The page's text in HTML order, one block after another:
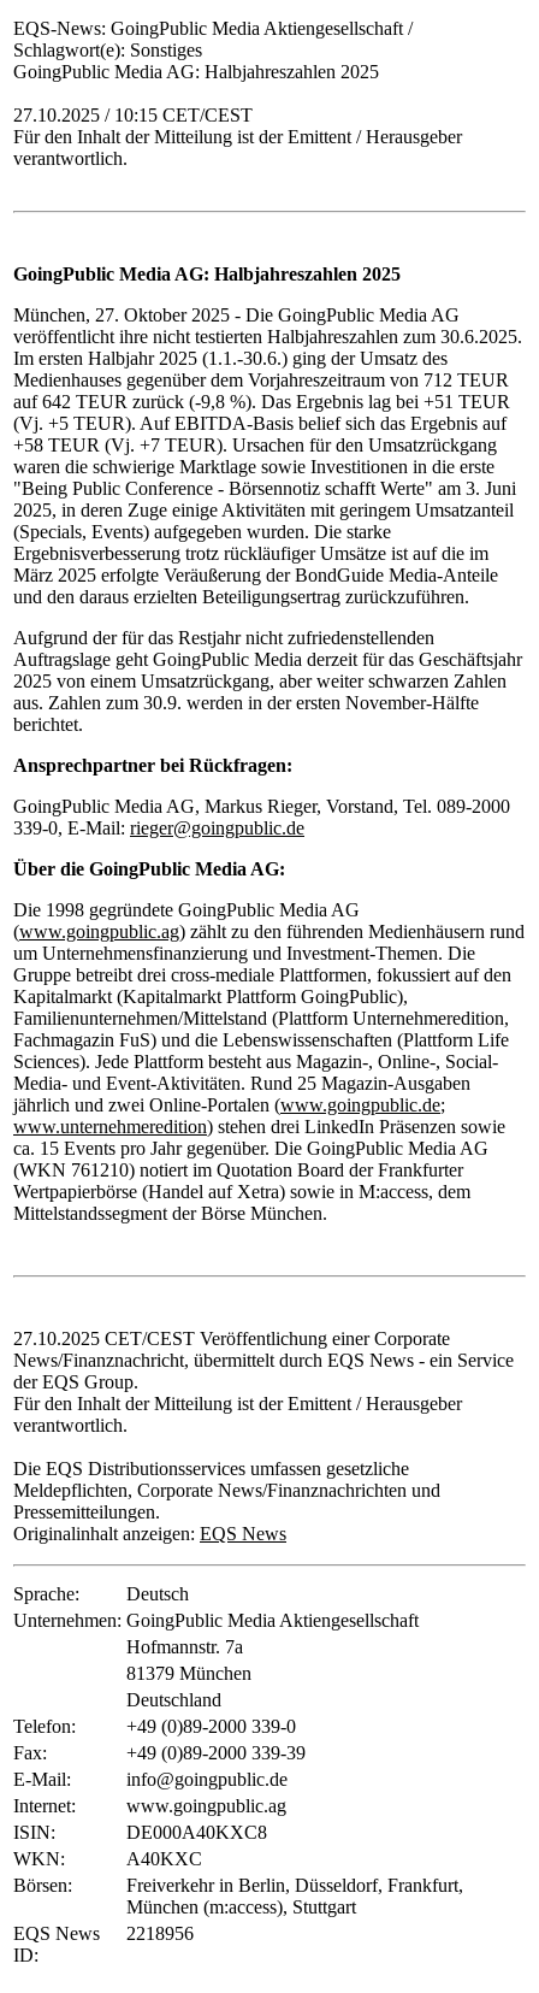
EQS-News: GoingPublic Media Aktiengesellschaft /
Schlagwort(e): Sonstiges
GoingPublic Media AG: Halbjahreszahlen 2025
27.10.2025 / 10:15 CET/CEST
Für den Inhalt der Mitteilung ist der Emittent / Herausgeber
verantwortlich.
GoingPublic Media AG: Halbjahreszahlen 2025
München, 27. Oktober 2025 - Die GoingPublic Media AG
veröffentlicht ihre nicht testierten Halbjahreszahlen zum 30.6.2025.
Im ersten Halbjahr 2025 (1.1.-30.6.) ging der Umsatz des
Medienhauses gegenüber dem Vorjahreszeitraum von 712 TEUR
auf 642 TEUR zurück (-9,8 %). Das Ergebnis lag bei +51 TEUR
(Vj. +5 TEUR). Auf EBITDA-Basis belief sich das Ergebnis auf
+58 TEUR (Vj. +7 TEUR). Ursachen für den Umsatzrückgang
waren die schwierige Marktlage sowie Investitionen in die erste
"Being Public Conference - Börsennotiz schafft Werte" am 3. Juni
2025, in deren Zuge einige Aktivitäten mit geringem Umsatzanteil
(Specials, Events) aufgegeben wurden. Die starke
Ergebnisverbesserung trotz rückläufiger Umsätze ist auf die im
März 2025 erfolgte Veräußerung der BondGuide Media-Anteile
und den daraus erzielten Beteiligungsertrag zurückzuführen.
Aufgrund der für das Restjahr nicht zufriedenstellenden
Auftragslage geht GoingPublic Media derzeit für das Geschäftsjahr
2025 von einem Umsatzrückgang, aber weiter schwarzen Zahlen
aus. Zahlen zum 30.9. werden in der ersten November-Hälfte
berichtet.
Ansprechpartner bei Rückfragen:
GoingPublic Media AG, Markus Rieger, Vorstand, Tel. 089-2000
339-0, E-Mail: rieger@goingpublic.de
Über die GoingPublic Media AG:
Die 1998 gegründete GoingPublic Media AG
(www.goingpublic.ag) zählt zu den führenden Medienhäusern rund
um Unternehmensfinanzierung und Investment-Themen. Die
Gruppe betreibt drei cross-mediale Plattformen, fokussiert auf den
Kapitalmarkt (Kapitalmarkt Plattform GoingPublic),
Familienunternehmen/Mittelstand (Plattform Unternehmeredition,
Fachmagazin FuS) und die Lebenswissenschaften (Plattform Life
Sciences). Jede Plattform besteht aus Magazin-, Online-, Social-
Media- und Event-Aktivitäten. Rund 25 Magazin-Ausgaben
jährlich und zwei Online-Portalen (www.goingpublic.de;
www.unternehmeredition) stehen drei LinkedIn Präsenzen sowie
ca. 15 Events pro Jahr gegenüber. Die GoingPublic Media AG
(WKN 761210) notiert im Quotation Board der Frankfurter
Wertpapierbörse (Handel auf Xetra) sowie in M:access, dem
Mittelstandssegment der Börse München.
27.10.2025 CET/CEST Veröffentlichung einer Corporate
News/Finanznachricht, übermittelt durch EQS News - ein Service
der EQS Group.
Für den Inhalt der Mitteilung ist der Emittent / Herausgeber
verantwortlich.
Die EQS Distributionsservices umfassen gesetzliche
Meldepflichten, Corporate News/Finanznachrichten und
Pressemitteilungen.
Originalinhalt anzeigen: EQS News
Sprache:
Deutsch
Unternehmen: GoingPublic Media Aktiengesellschaft
Hofmannstr. 7a
81379 München
Deutschland
Telefon:
+49 (0)89-2000 339-0
Fax:
+49 (0)89-2000 339-39
E-Mail:
info@goingpublic.de
Internet:
www.goingpublic.ag
ISIN:
DE000A40KXC8
WKN:
A40KXC
Börsen:
Freiverkehr in Berlin, Düsseldorf, Frankfurt,
München (m:access), Stuttgart
EQS News
ID:
2218956